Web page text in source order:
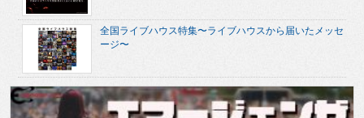
全国ライブハウス特集〜ライブハウスから届いたメッセ
ージ〜